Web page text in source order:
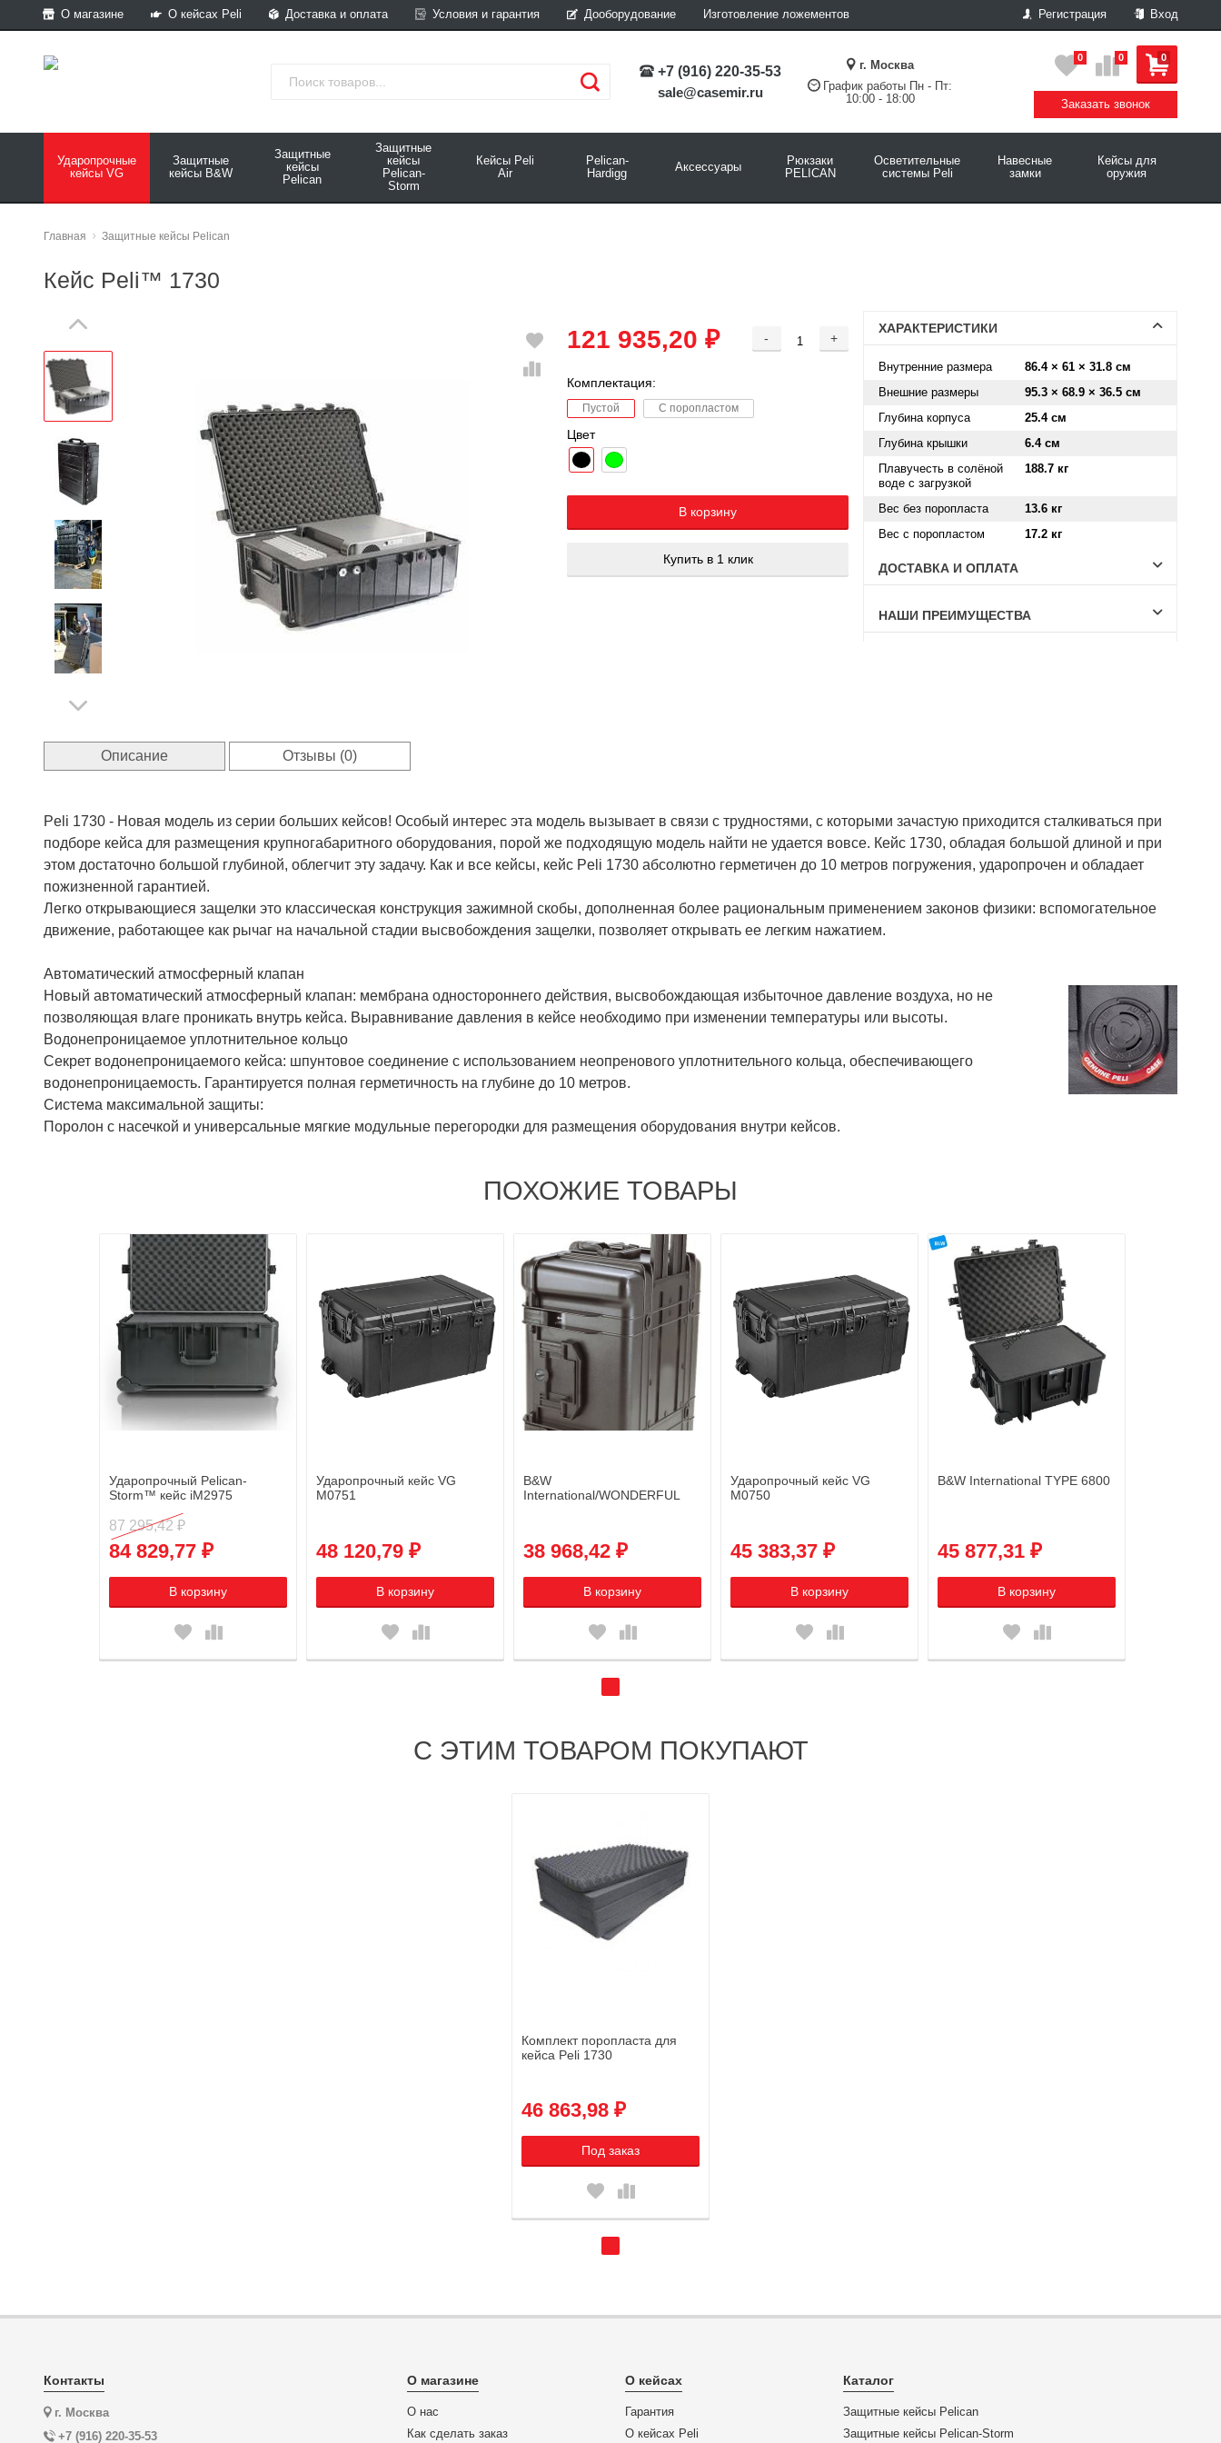
О магазине О кейсах Peli Доставка и оплата Условия и гарантия Дооборудование Изготовление ложементов Регистрация Вход
+7 (916) 220-35-53
sale@casemir.ru
г. Москва
График работы Пн - Пт:
10:00 - 18:00
0
0 0
Заказать звонок
Ударопрочные
кейсы VG
Защитные
кейсы B&W
Защитные
кейсы
Pelican
Защитные
кейсы
Pelican-
Storm
Кейсы Peli
Air
Pelican-
Hardigg
Аксессуары
Рюкзаки
PELICAN
Осветительные
системы Peli
Навесные
замки
Кейсы для
оружия
Главная Защитные кейсы Pelican
Кейс Peli™ 1730
121 935,20 ₽ - +
Комплектация:
Пустой С поропластом
Цвет
В корзину
Купить в 1 клик
ХАРАКТЕРИСТИКИ
Внутренние размера
86.4 × 61 × 31.8 см
Внешние размеры
95.3 × 68.9 × 36.5 см
Глубина корпуса
25.4 см
Глубина крышки
6.4 см
Плавучесть в солёной
воде с загрузкой
188.7 кг
Вес без поропласта
13.6 кг
Вес с поропластом
17.2 кг
ДОСТАВКА И ОПЛАТА
НАШИ ПРЕИМУЩЕСТВА
Описание Отзывы (0)
Peli 1730 - Новая модель из серии больших кейсов! Особый интерес эта модель вызывает в связи с трудностями, с которыми зачастую приходится сталкиваться при
подборе кейса для размещения крупногабаритного оборудования, порой же подходящую модель найти не удается вовсе. Кейс 1730, обладая большой длиной и при
этом достаточно большой глубиной, облегчит эту задачу. Как и все кейсы, кейс Peli 1730 абсолютно герметичен до 10 метров погружения, ударопрочен и обладает
пожизненной гарантией.
Легко открывающиеся защелки это классическая конструкция зажимной скобы, дополненная более рациональным применением законов физики: вспомогательное
движение, работающее как рычаг на начальной стадии высвобождения защелки, позволяет открывать ее легким нажатием.
Автоматический атмосферный клапан
Новый автоматический атмосферный клапан: мембрана одностороннего действия, высвобождающая избыточное давление воздуха, но не
позволяющая влаге проникать внутрь кейса. Выравнивание давления в кейсе необходимо при изменении температуры или высоты.
Водонепроницаемое уплотнительное кольцо
Секрет водонепроницаемого кейса: шпунтовое соединение с использованием неопренового уплотнительного кольца, обеспечивающего
водонепроницаемость. Гарантируется полная герметичность на глубине до 10 метров.
Система максимальной защиты:
Поролон с насечкой и универсальные мягкие модульные перегородки для размещения оборудования внутри кейсов.
ПОХОЖИЕ ТОВАРЫ
Ударопрочный Pelican-
Storm™ кейс iM2975
87 295,42 ₽
84 829,77 ₽
В корзину
Ударопрочный кейс VG
M0751
48 120,79 ₽
В корзину
B&W
International/WONDERFUL
38 968,42 ₽
В корзину
Ударопрочный кейс VG
M0750
45 383,37 ₽
В корзину
B&W International TYPE 6800
45 877,31 ₽
В корзину
С ЭТИМ ТОВАРОМ ПОКУПАЮТ
Комплект поропласта для
кейса Peli 1730
46 863,98 ₽
Под заказ
Контакты
г. Москва
+7 (916) 220-35-53
О магазине
О нас
Как сделать заказ
О кейсах
Гарантия
О кейсах Peli
Каталог
Защитные кейсы Pelican
Защитные кейсы Pelican-Storm